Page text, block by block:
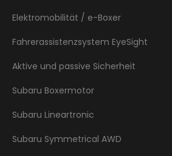
Elektromobilität / e-Boxer
Fahrerassistenzsystem EyeSight
Aktive und passive Sicherheit
Subaru Boxermotor
Subaru Lineartronic
Subaru Symmetrical AWD